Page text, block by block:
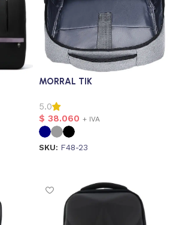
MORRAL TIK
5.0
$ 38.060 + IVA
SKU: F48-23